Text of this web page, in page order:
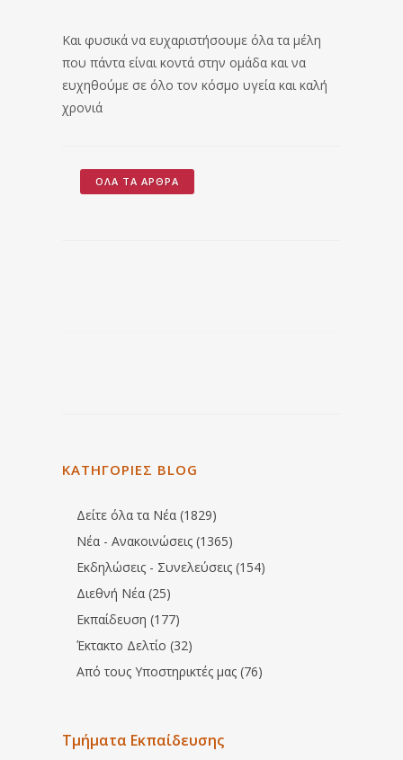
Και φυσικά να ευχαριστήσουμε όλα τα μέλη
που πάντα είναι κοντά στην ομάδα και να
ευχηθούμε σε όλο τον κόσμο υγεία και καλή
χρονιά
ΌΛΑ ΤΑ ΆΡΘΡΑ
ΚΑΤΗΓΟΡΙΕΣ BLOG
Δείτε όλα τα Νέα (1829)
Νέα - Ανακοινώσεις (1365)
Εκδηλώσεις - Συνελεύσεις (154)
Διεθνή Νέα (25)
Εκπαίδευση (177)
Έκτακτο Δελτίο (32)
Από τους Υποστηρικτές μας (76)
Τμήματα Εκπαίδευσης